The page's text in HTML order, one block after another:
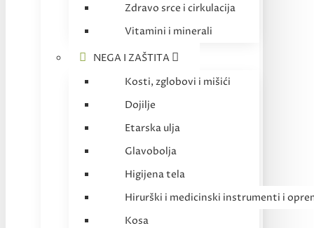
Zdravo srce i cirkulacija
Vitamini i minerali
NEGA I ZAŠTITA
Kosti, zglobovi i mišići
Dojilje
Etarska ulja
Glavobolja
Higijena tela
Hirurški i medicinski instrumenti i
Kosa